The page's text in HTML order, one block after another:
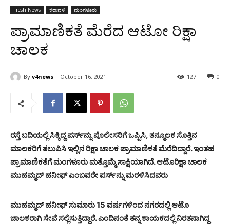
Fresh News ಕರಾವಳಿ ಮಂಗಳೂರು
ಪ್ರಾಮಾಣಿಕತೆ ಮೆರೆದ ಆಟೋ ರಿಕ್ಷಾ
ಚಾಲಕ
By v4news October 16, 2021 0
127
ರಸ್ತೆ ಬದಿಯಲ್ಲಿ ಸಿಕ್ಕಿದ್ದ ಪರ್ಸ್‌ನ್ನು ಪೊಲೀಸರಿಗೆ ಒಪ್ಪಿಸಿ, ತನ್ಮೂಲಕ ಸೊತ್ತಿನ
ಮಾಲಕರಿಗೆ ತಲುಪಿಸಿ ಇಲ್ಲಿನ ರಿಕ್ಷಾ ಚಾಲಕ ಪ್ರಾಮಾಣಿಕತೆ ಮೆರೆದಿದ್ದಾರೆ. ಇಂತಹ
ಪ್ರಾಮಾಣಿಕತೆಗೆ ಮಂಗಳೂರು ಮತ್ತೊಮ್ಮೆ ಸಾಕ್ಷಿಯಾಗಿದೆ. ಆಟೊರಿಕ್ಷಾ ಚಾಲಕ
ಮುಹಮ್ಮದ್ ಹನೀಫ್ ಎಂಬವರೇ ಪರ್ಸ್‌ನ್ನು ಮರಳಿಸಿದವರು
ಮುಹಮ್ಮದ್ ಹನೀಫ್ ಸುಮಾರು 15 ವರ್ಷಗಳಿಂದ ನಗರದಲ್ಲಿ ಆಟೊ
ಚಾಲಕರಾಗಿ ಸೇವೆ ಸಲ್ಲಿಸುತ್ತಿದ್ದಾರೆ. ಎಂದಿನಂತೆ ತನ್ನ ಕಾಯಕದಲ್ಲಿ ನಿರತನಾಗಿದ್ದ